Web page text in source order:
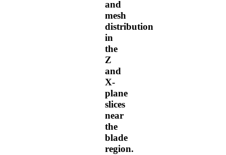
and
mesh
distribution
in
the
Z
and
X-
plane
slices
near
the
blade
region.